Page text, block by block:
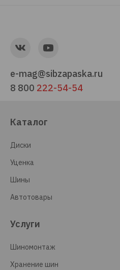
e-mag@sibzapaska.ru
8 800 222-54-54
Каталог
Диски
Уценка
Шины
Автотовары
Услуги
Шиномонтаж
Хранение шин